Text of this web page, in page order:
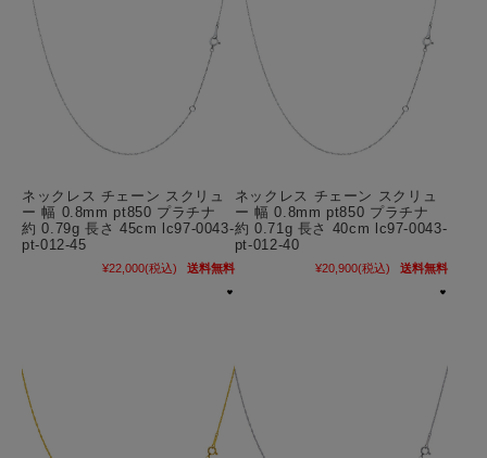
ネックレス チェーン スクリュ
ー 幅 0.8mm pt850 プラチナ
約 0.79g 長さ 45cm lc97-0043-
pt-012-45
¥22,000(税込) 送料無料
ネックレス チェーン スクリュ
ー 幅 0.8mm pt850 プラチナ
約 0.71g 長さ 40cm lc97-0043-
pt-012-40
¥20,900(税込) 送料無料